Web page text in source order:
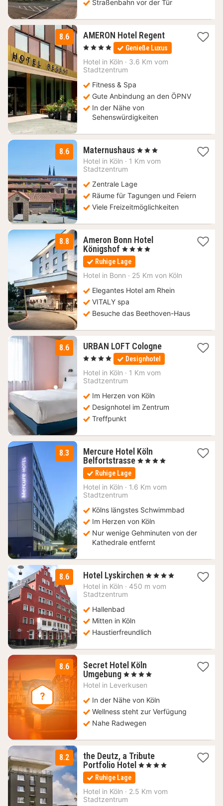
Straßenbahn vor der Tür
8.6 AMERON Hotel Regent2
Nächte
ab
124,95
, 4 Sterne Genieße Luxus
Hotel in Köln · 3.6 Km vom
Stadtzentrum
Fitness & Spa
Gute Anbindung an den ÖPNV
In der Nähe von
Sehenswürdigkeiten
8.6 Maternushaus 1
Nacht
€
, 3 Sterne
Hotel in Köln · 1 Km vom
Stadtzentrum
Zentrale Lage
Räume für Tagungen und Feiern
Viele Freizeitmöglichkeiten
8.8
Ameron Bonn Hotel
Königshof 1
Nacht
ab
97,58
, 4 Sterne
Ruhige Lage
Hotel in Bonn · 25 Km von Köln
Elegantes Hotel am Rhein
VITALY spa
Besuche das Beethoven-Haus
8.6 URBAN LOFT Cologne1
Nacht
ab
, 4 Sterne Designhotel
Hotel in Köln · 1 Km vom
Stadtzentrum
Im Herzen von Köln
Designhotel im Zentrum
Treffpunkt
8.3
Mercure Hotel Köln
Belfortstrasse 1
114,45
, 4 Sterne
Ruhige Lage
Hotel in Köln · 1.6 Km vom
Stadtzentrum
Kölns längstes Schwimmbad
Im Herzen von Köln
Nur wenige Gehminuten von der
Kathedrale entfernt
8.6 Hotel Lyskirchen 1
Nacht
, 4 Sterne
Hotel in Köln · 450 m vom
Stadtzentrum
Hallenbad
Mitten in Köln
Haustierfreundlich
8.6
Secret Hotel Köln
Umgebung 2
Nächte
59
€
, 4 Sterne
Hotel in Leverkusen
In der Nähe von Köln
Wellness steht zur Verfügung
Nahe Radwegen
8.2
the Deutz, a Tribute
Portfolio Hotel 3
58,80
, 4 Sterne
Ruhige Lage
Hotel in Köln · 2.5 Km vom
Stadtzentrum